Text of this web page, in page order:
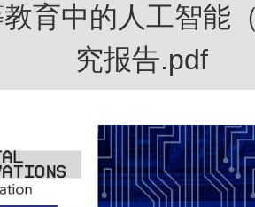
育中的人工智能
究报告.pdf